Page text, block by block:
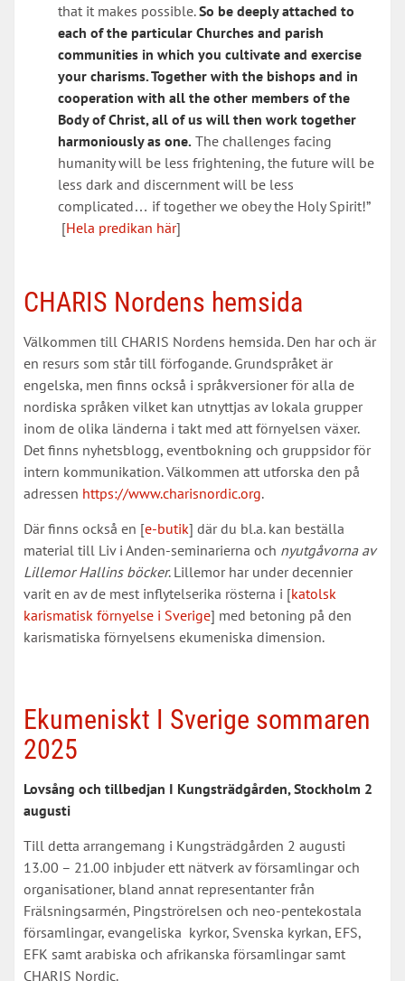
that it makes possible.So be deeply attached to
each of the particular Churches and parish
communities in which you cultivate and exercise
your charisms. Together with the bishops and in
cooperation with all the other members of the
Body of Christ, all of us will then work together
harmoniously as one. The challenges facing
humanity will be less frightening, the future will be
less dark and discernment will be less
complicated… if together we obey the Holy Spirit!”
[Hela predikan här]
CHARIS Nordens hemsida
Välkommen till CHARIS Nordens hemsida. Den har och är
en resurs som står till förfogande. Grundspråket är
engelska, men finns också i språkversioner för alla de
nordiska språken vilket kan utnyttjas av lokala grupper
inom de olika länderna i takt med att förnyelsen växer.
Det finns nyhetsblogg, eventbokning och gruppsidor för
intern kommunikation. Välkommen att utforska den på
adressen https://www.charisnordic.org.
Där finns också en [e-butik] där du bl.a. kan beställa
material till Liv i Anden-seminarierna och nyutgåvorna av
Lillemor Hallins böcker. Lillemor har under decennier
varit en av de mest inflytelserika rösterna i [katolsk
karismatisk förnyelse i Sverige] med betoning på den
karismatiska förnyelsens ekumeniska dimension.
Ekumeniskt I Sverige sommaren
2025
Lovsång och tillbedjan I Kungsträdgården, Stockholm 2
augusti
Till detta arrangemang i Kungsträdgården 2 augusti
13.00 – 21.00 inbjuder ett nätverk av församlingar och
organisationer, bland annat representanter från
Frälsningsarmén, Pingströrelsen och neo-pentekostala
församlingar, evangeliska kyrkor, Svenska kyrkan, EFS,
EFK samt arabiska och afrikanska församlingar samt
CHARIS Nordic.